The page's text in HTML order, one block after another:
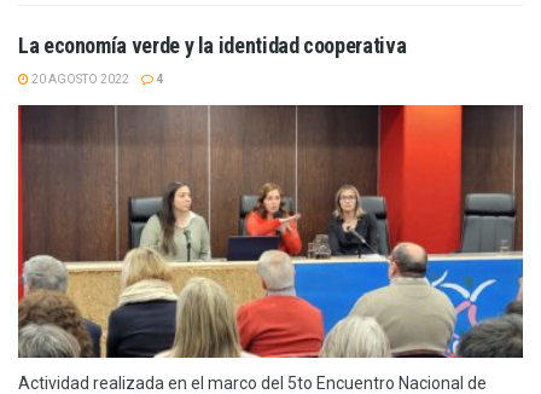
La economía verde y la identidad cooperativa
20 AGOSTO 2022 4
Actividad realizada en el marco del 5to Encuentro Nacional de